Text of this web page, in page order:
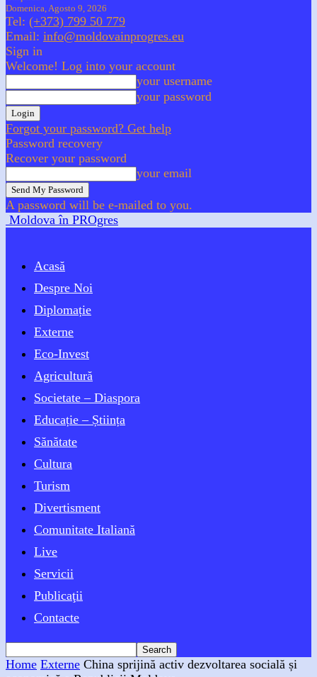
Domenica, Agosto 9, 2026
Tel: (+373) 799 50 779
Email: info@moldovainprogres.eu
Sign in
Welcome! Log into your account
your username
your password
Forgot your password? Get help
Password recovery
Recover your password
your email
A password will be e-mailed to you.
Moldova în PROgres
Acasă
Despre Noi
Diplomație
Externe
Eco-Invest
Agricultură
Societate – Diaspora
Educație – Știința
Sănătate
Cultura
Turism
Divertisment
Comunitate Italiană
Live
Servicii
Publicaţii
Contacte
Home Externe China sprijină activ dezvoltarea socială și